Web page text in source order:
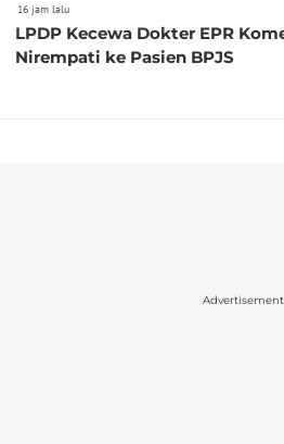
16 jam lalu
LPDP Kecewa Dokter EPR
Nirempati ke Pasien BPJS
Advertisement